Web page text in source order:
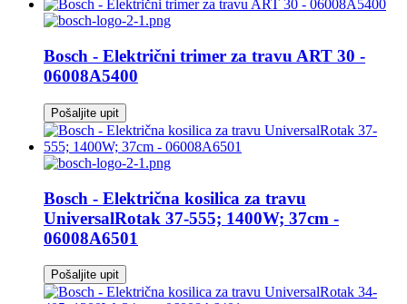
Bosch - Električni trimer za travu ART 30 -
06008A5400
Pošaljite upit
Bosch - Električna kosilica za travu
UniversalRotak 37-555; 1400W; 37cm -
06008A6501
Pošaljite upit